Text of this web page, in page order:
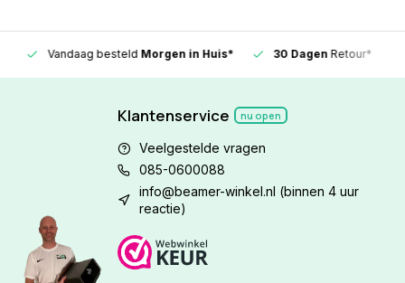
Vandaag besteldMorgen in Huis* 30 DagenRetour*
Klantenservice nu open
Veelgestelde vragen
085-0600088
info@beamer-winkel.nl (binnen 4 uur
reactie)